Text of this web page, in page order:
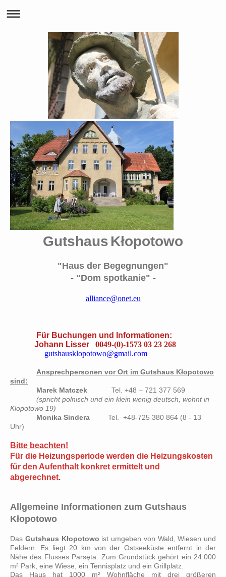
Gutshaus Kłopotowo
"Haus der Begegnungen"
- "Dom spotkanie" -
alliance@onet.eu
Für Buchungen und Informationen:
Johann Lisser 0049-(0)-1573 03 23 268
gutshausklopotowo@gmail.com
Ansprechpersonen vor Ort im Gutshaus Kłopotowo
sind:
Marek Matczek Tel. +48 – 721 377 569
(spricht polnisch und ein klein wenig deutsch, wohnt in
Klopotowo 19)
Monika Sindera
Tel. +48-725 380 864 (8 - 13
Uhr)
Bitte beachten!
Für die Heizungsperiode werden die Heizungskosten
für den Aufenthalt konkret ermittelt und
abgerechnet.
Allgemeine Informationen zum Gutshaus
Kłopotowo
Das Gutshaus Kłopotowo ist umgeben von Wald, Wiesen und
Feldern. Es liegt 20 km von der Ostseeküste entfernt in der
Nähe des Flusses Parsęta. Zum Grundstück gehört ein 24.000
m² Park, eine Wiese, ein Tennisplatz und ein Grillplatz.
Das Haus hat 1000 m² Wohnfläche mit drei größeren